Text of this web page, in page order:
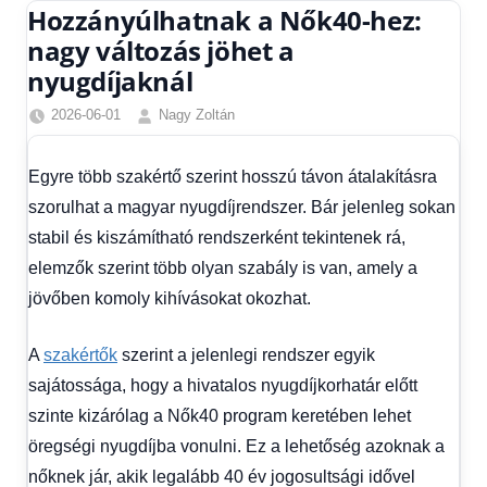
Hozzányúlhatnak a Nők40-hez:
nagy változás jöhet a
nyugdíjaknál
2026-06-01
Nagy Zoltán
Gazdaság,
Hírek
1
kézből,
Hitel
Egyre több szakértő szerint hosszú távon átalakításra
szorulhat a magyar nyugdíjrendszer. Bár jelenleg sokan
stabil és kiszámítható rendszerként tekintenek rá,
elemzők szerint több olyan szabály is van, amely a
jövőben komoly kihívásokat okozhat.
Aszakértők szerint a jelenlegi rendszer egyik
sajátossága, hogy a hivatalos nyugdíjkorhatár előtt
szinte kizárólag a Nők40 program keretében lehet
öregségi nyugdíjba vonulni. Ez a lehetőség azoknak a
nőknek jár, akik legalább 40 év jogosultsági idővel